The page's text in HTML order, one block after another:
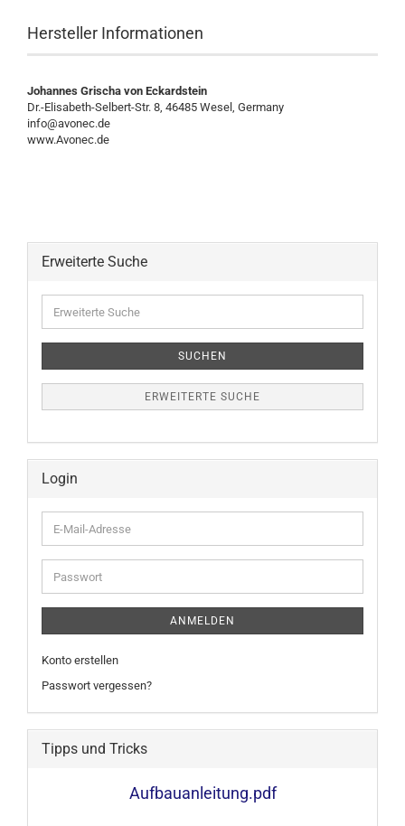
Hersteller Informationen
Johannes Grischa von Eckardstein
Dr.-Elisabeth-Selbert-Str. 8, 46485 Wesel, Germany
info@avonec.de
www.Avonec.de
Erweiterte Suche
Suche
SUCHEN
ERWEITERTE SUCHE
Login
E-
Mail-
Adresse
Passwort
ANMELDEN
Konto erstellen
Passwort vergessen?
Tipps und Tricks
Aufbauanleitung.pdf